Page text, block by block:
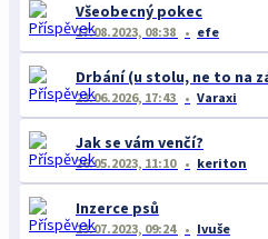
Všeobecný pokec
17.08.2023, 08:38 efe
Drbání (u stolu, ne to na
23.06.2026, 17:43 Varaxi
Jak se vám venčí?
26.05.2023, 11:10 keriton
Inzerce psů
13.07.2023, 09:24 Ivuše